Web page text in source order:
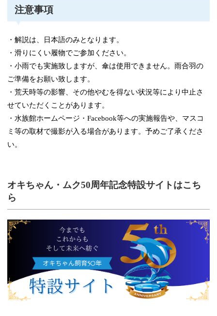
注意事項
・解説は、日本語のみとなります。
・滑りにくい履物でご参加ください。
・小雨でも実施致しますが、傘は使用できません。雨合羽の
ご準備をお願い致します。
・荒天時等の影響、その他やむを得ない状況等により中止さ
せていただくことがあります。
・水族館ホームページ・Facebook等への実施報告や、マスコ
ミ等の取材で撮影が入る場合があります。予めご了承くださ
い。
オキちゃん・ムク50周年記念特設サイトはこち
ら